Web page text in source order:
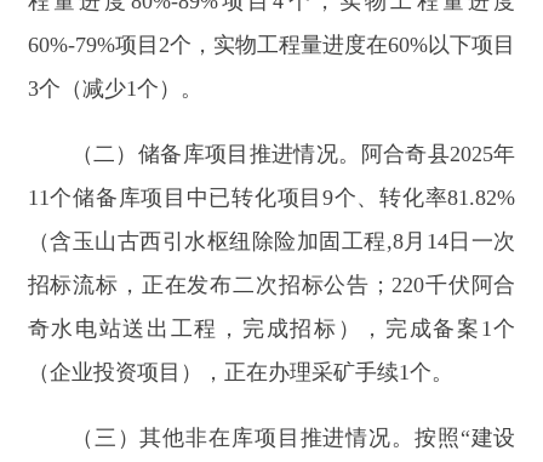
（企业投资项目），正在办理采矿手续1个。
（三）其他非在库项目推进情况。按照“建设
一批、开工一批、储备一批”的项目梯次要求，全
县谋划计划外项目6个、总投资2.3亿元，其中：政
法专班2个项目，公安灾后重建及现代化能力提升
项目主体完工，人民武装部灾后恢复重建项目框架
项目，即2025年农村供水保障能力提升项目，管道